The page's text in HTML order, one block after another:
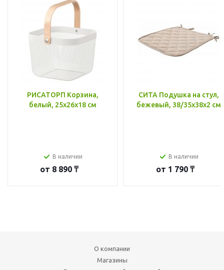
РИСАТОРП Корзина,
белый, 25x26x18 см
В наличии
от 8 890 ₸
СИТА Подушка на стул,
бежевый, 38/35x38x2 см
В наличии
от 1 790 ₸
О компании
Магазины